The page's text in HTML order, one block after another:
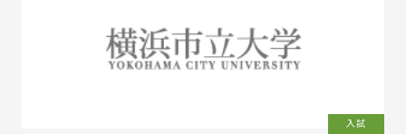
入試